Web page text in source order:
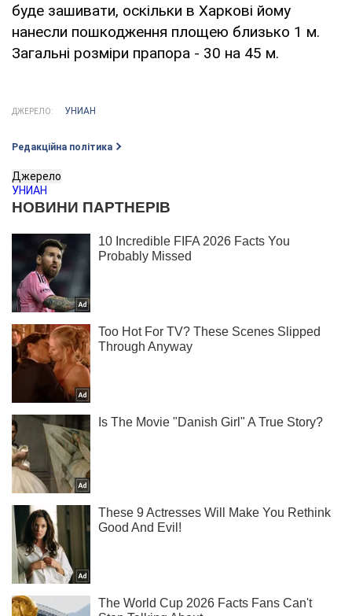
буде зашивати, оскільки в Харкові йому
нанесли пошкодження площею близько 1 м.
Загальні розміри прапора - 30 на 45 м.
ДЖЕРЕЛО: УНИАН
Редакційна політика
Джерело
УНИАН